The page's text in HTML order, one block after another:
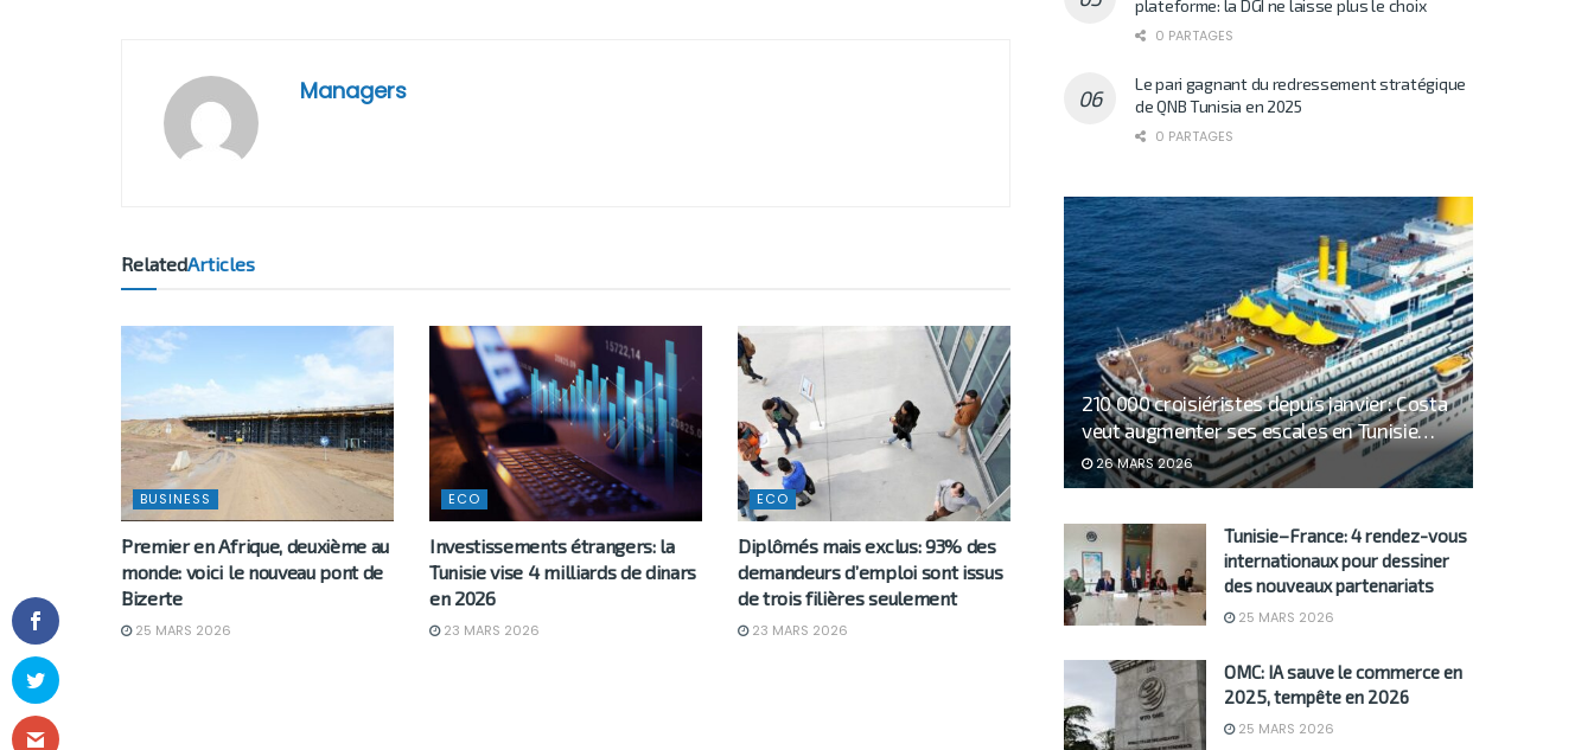
Managers
RelatedArticles
BUSINESS
Premier en Afrique, deuxième au
monde: voici le nouveau pont de
Bizerte
25 MARS 2026
ECO
Investissements étrangers: la
Tunisie vise 4 milliards de dinars
en 2026
23 MARS 2026
ECO
Diplômés mais exclus: 93% des
demandeurs d’emploi sont issus
de trois filières seulement
23 MARS 2026
plateforme: la DGI ne laisse plus le choix
0 PARTAGES
Le pari gagnant du redressement stratégique
de QNB Tunisia en 2025
0 PARTAGES
210 000 croisiéristes depuis janvier: Costa
veut augmenter ses escales en Tunisie…
26 MARS 2026
Tunisie–France: 4 rendez-vous
internationaux pour dessiner
des nouveaux partenariats
25 MARS 2026
OMC: IA sauve le commerce en
2025, tempête en 2026
25 MARS 2026